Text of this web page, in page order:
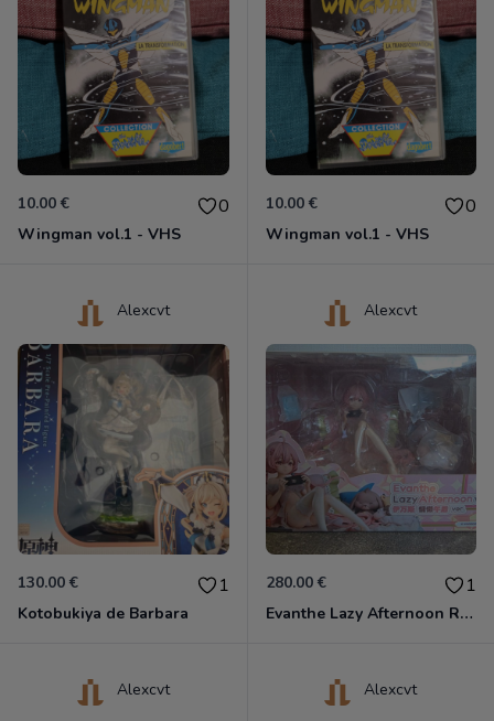
10.00 € 0
Wingman vol.1 - VHS
10.00 € 0
Wingman vol.1 - VHS
Alexcvt
130.00 € 1
Kotobukiya de Barbara
Alexcvt
280.00 € 1
Evanthe Lazy Afternoon Red Pride of Eden
Alexcvt Alexcvt